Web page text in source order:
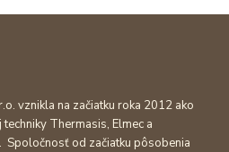
vznikla na začiatku roka 2012 ako
Thermasis, Elmec a
Spoločnosť od začiatku pôsobenia